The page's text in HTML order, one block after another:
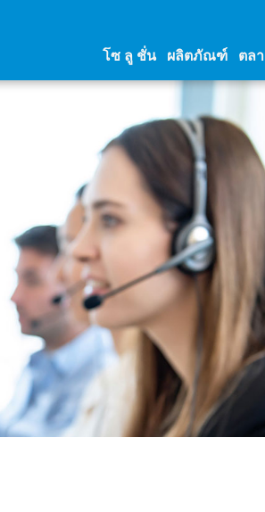
โซ ลู ชั่น ผลิตภัณฑ์ ตล